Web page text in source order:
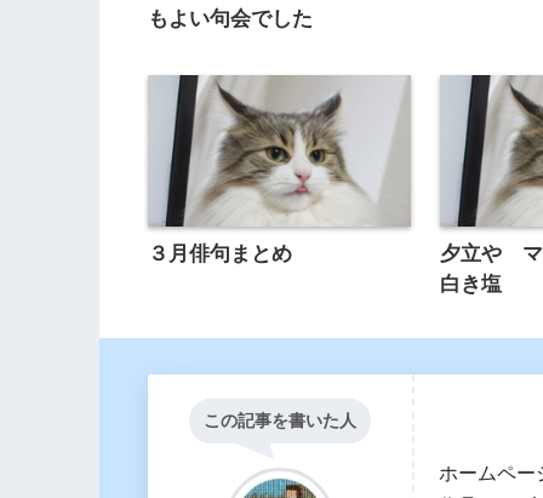
もよい句会でした
３月俳句まとめ
夕立や
白き塩
この記事を書いた人
ホームペー